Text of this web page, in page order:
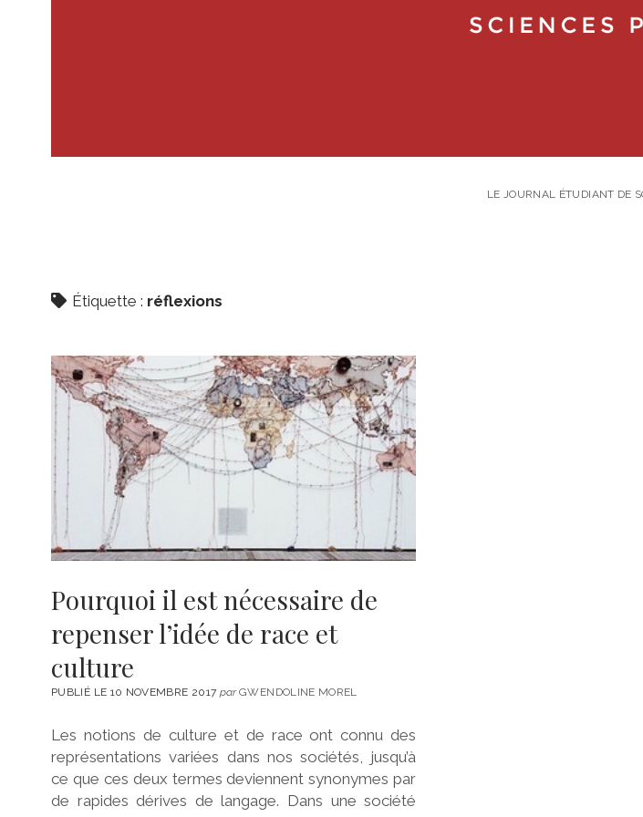
LE JOURNAL ÉTUDIANT DE
Étiquette : réflexions
Pourquoi il est nécessaire de
repenser l’idée de race et
culture
PUBLIÉ LE 10 NOVEMBRE 2017 parGWENDOLINE MOREL
Les notions de culture et de race ont connu des
représentations variées dans nos sociétés, jusqu’à
ce que ces deux termes deviennent synonymes par
de rapides dérives de langage. Dans une société